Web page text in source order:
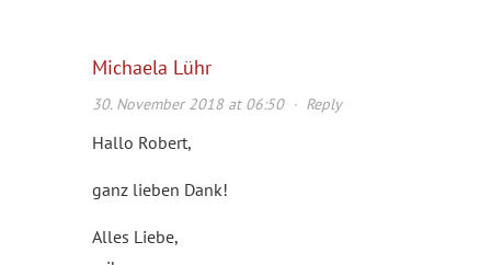
Michaela Lühr
30. November 2018 at 06:50· Reply
Hallo Robert,
ganz lieben Dank!
Alles Liebe,